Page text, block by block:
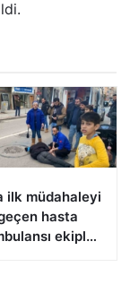
ilk müdahaleyi
hasta
ekipleri